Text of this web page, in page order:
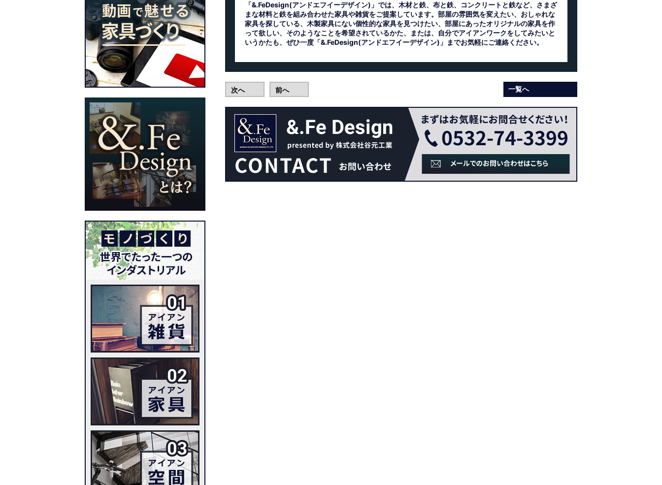
「&.FeDesign(アンドエフイーデザイン)」では、木材と鉄、布と鉄、コンクリートと鉄など、さまざ
まな材料と鉄を組み合わせた家具や雑貨をご提案しています。部屋の雰囲気を変えたい、おしゃれな
家具を探している、木製家具にない個性的な家具を見つけたい、部屋にあったオリジナルの家具を作
って欲しい、そのようなことを希望されているかた、または、自分でアイアンワークをしてみたいと
いうかたも、ぜひ一度「&.FeDesign(アンドエフイーデザイン)」までお気軽にご連絡ください。
次へ 前へ 一覧へ